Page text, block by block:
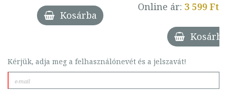
Kosárba
Online ár: 3 599 Ft
Kosárba
Kérjük, adja meg a felhasználónevét és a jelszavát!